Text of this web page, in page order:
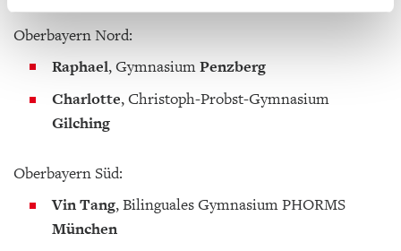
Oberbayern Nord:
Raphael, GymnasiumPenzberg
Charlotte, Christoph-Probst-Gymnasium
Gilching
Oberbayern Süd:
Vin Tang, Bilinguales Gymnasium PHORMS
München